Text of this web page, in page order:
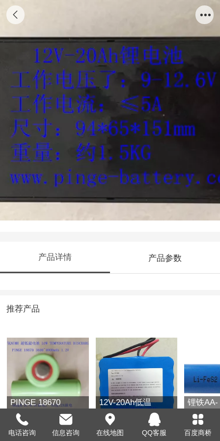
12V-20Ah电池组
产品详情 产品参数
推荐产品
PINGE 18670
4000mAh 1.2V
12V-20Ah低温
（-40℃）电池组
锂铁AA-
电话咨询 信息咨询 在线地图 QQ客服 百度商桥